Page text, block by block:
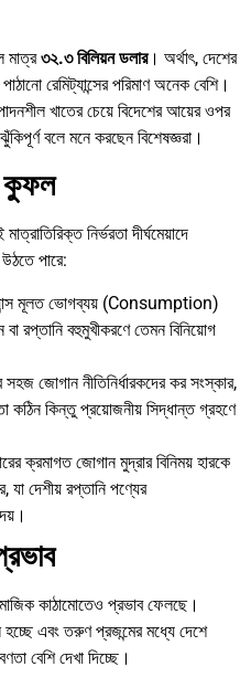
মাত্র৩২.৩ বিলিয়ন ডলার। অর্থাৎ, দেশের
রেমিট্যান্সের পরিমাণ অনেক বেশি।
খাতের চেয়ে বিদেশের আয়ের ওপর
বলে মনে করছেন বিশেষজ্ঞরা।
কুফল
নির্ভরতা দীর্ঘমেয়াদে
পারে:
মূলত ভোগব্যয় (Consumption)
রপ্তানি বহুমুখীকরণে তেমন বিনিয়োগ
সহজ জোগান নীতিনির্ধারকদের কর সংস্কার,
কঠিন কিন্তু প্রয়োজনীয় সিদ্ধান্ত গ্রহণে
ক্রমাগত জোগান মুদ্রার বিনিময় হারকে
যা দেশীয় রপ্তানি পণ্যের
কাঠামোতেও প্রভাব ফেলছে।
হচ্ছে এবং তরুণ প্রজন্মের মধ্যে দেশে
বেশি দেখা দিচ্ছে।